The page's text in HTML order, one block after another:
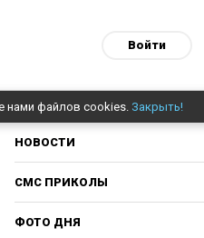
Войти
нами файлов cookies. Закрыть!
НОВОСТИ
СМС ПРИКОЛЫ
ФОТО ДНЯ